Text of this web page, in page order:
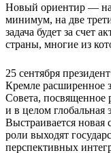
Новый ориентир —
минимум, на две
задача будет за счет
страны, многие из
25 сентября
Кремле расширенное
Совета, посвященное
и в целом глобальная
Выстраивается
роли выходят
перспективных